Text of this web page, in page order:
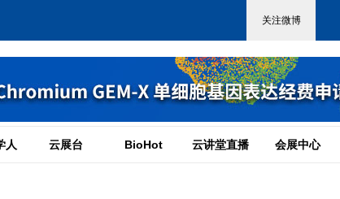
人 云展台 BioHot 云讲堂直播 会展中心